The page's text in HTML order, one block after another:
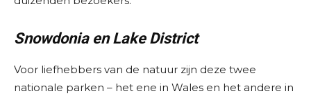
Snowdonia en Lake District
Voor liefhebbers van de natuur zijn deze twee
nationale parken – het ene in Wales en het andere in